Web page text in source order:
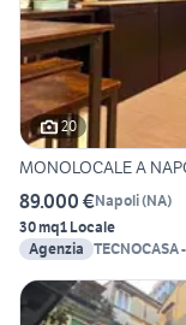
20
MONOLOCALE A
89.000 €Napoli(NA)
30 mq1 Locale
Agenzia TECNOCASA